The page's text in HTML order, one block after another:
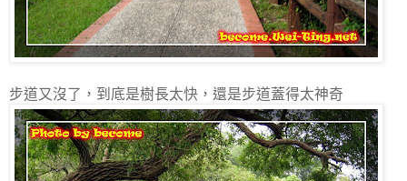
步道又沒了，到底是樹長太快，還是步道蓋得太神奇